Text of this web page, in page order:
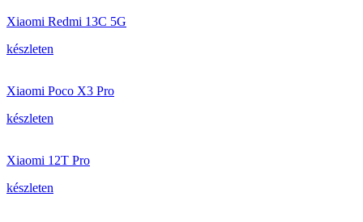
Xiaomi Redmi 13C 5G
készleten
Xiaomi Poco X3 Pro
készleten
Xiaomi 12T Pro
készleten